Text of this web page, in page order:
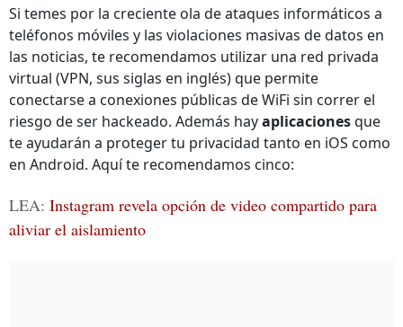
Si temes por la creciente ola de ataques informáticos a
teléfonos móviles y las violaciones masivas de datos en
las noticias, te recomendamos utilizar una red privada
virtual (VPN, sus siglas en inglés) que permite
conectarse a conexiones públicas de WiFi sin correr el
riesgo de ser hackeado. Además hayaplicacionesque
te ayudarán a proteger tu privacidad tanto en iOS como
en Android. Aquí te recomendamos cinco:
LEA: Instagram revela opción de video compartido para
aliviar el aislamiento